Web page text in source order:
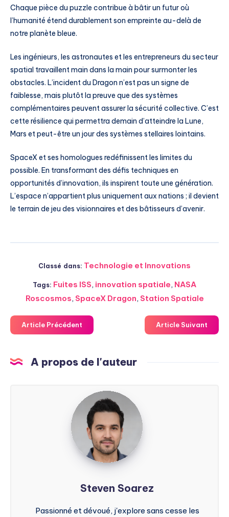
Chaque pièce du puzzle contribue à bâtir un futur où
l’humanité étend durablement son empreinte au-delà de
notre planète bleue.
Les ingénieurs, les astronautes et les entrepreneurs du secteur
spatial travaillent main dans la main pour surmonter les
obstacles. L’incident du Dragon n’est pas un signe de
faiblesse, mais plutôt la preuve que des systèmes
complémentaires peuvent assurer la sécurité collective. C’est
cette résilience qui permettra demain d’atteindre la Lune,
Mars et peut-être un jour des systèmes stellaires lointains.
SpaceX et ses homologues redéfinissent les limites du
possible. En transformant des défis techniques en
opportunités d’innovation, ils inspirent toute une génération.
L’espace n’appartient plus uniquement aux nations ; il devient
le terrain de jeu des visionnaires et des bâtisseurs d’avenir.
Classé dans: Technologie et Innovations
Tags: Fuites ISS, innovation spatiale, NASA
Roscosmos, SpaceX Dragon, Station Spatiale
Article Précédent Article Suivant
A propos de l'auteur
Steven
Soarez
Steven Soarez
Passionné et dévoué, j'explore sans cesse les